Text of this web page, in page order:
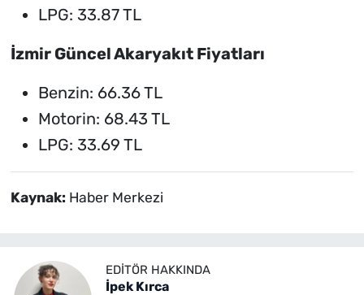
LPG: 33.87 TL
İzmir Güncel Akaryakıt Fiyatları
Benzin: 66.36 TL
Motorin: 68.43 TL
LPG: 33.69 TL
Kaynak: Haber Merkezi
EDITÖR HAKKINDA
İpek Kırca